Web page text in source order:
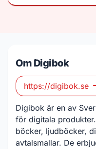
Om Digibok
https://digibok.se
Digibok är en av
för digitala
böcker, ljudböcker,
avtalsmallar. De